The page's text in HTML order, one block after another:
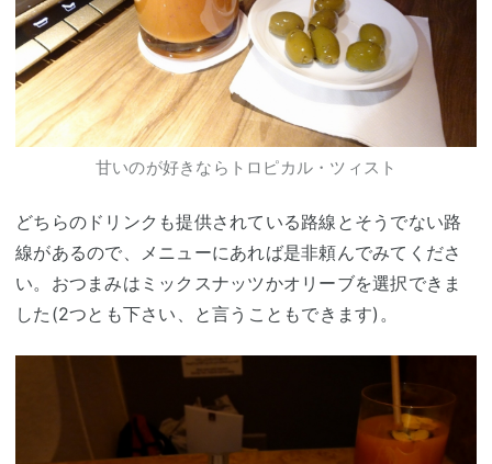
甘いのが好きならトロピカル・ツィスト
どちらのドリンクも提供されている路線とそうでない路
線があるので、メニューにあれば是非頼んでみてくださ
い。おつまみはミックスナッツかオリーブを選択できま
した(2つとも下さい、と言うこともできます)。